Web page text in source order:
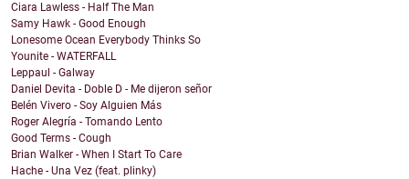
Ciara Lawless - Half The Man
Samy Hawk - Good Enough
Lonesome Ocean Everybody Thinks So
Younite - WATERFALL
Leppaul - Galway
Daniel Devita - Doble D - Me dijeron señor
Belén Vivero - Soy Alguien Más
Roger Alegría - Tomando Lento
Good Terms - Cough
Brian Walker - When I Start To Care
Hache - Una Vez (feat. plinky)